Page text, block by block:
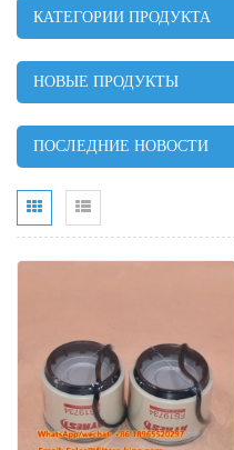
КАТЕГОРИИ ПРОДУКТА
НОВЫЕ ПРОДУКТЫ
ПОСЛЕДНИЕ НОВОСТИ